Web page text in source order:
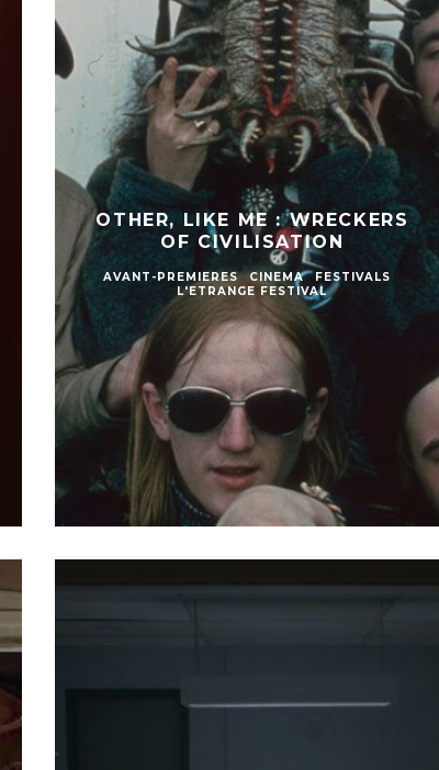
OTHER, LIKE ME : WRECKERS
OF CIVILISATION
AVANT-PREMIERES CINEMA
FESTIVALS
L'ETRANGE FESTIVAL